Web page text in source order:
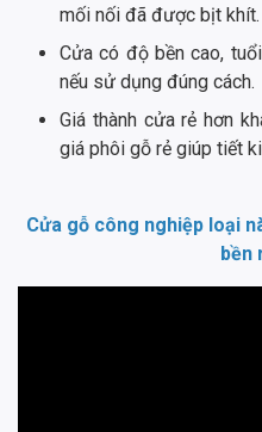
mối nối đã được bịt khít.
Cửa có độ bền cao,
nếu sử dụng đúng cách.
Giá thành cửa rẻ hơn
giá phôi gỗ rẻ giúp tiết
Cửa gỗ công nghiệp loại
bền